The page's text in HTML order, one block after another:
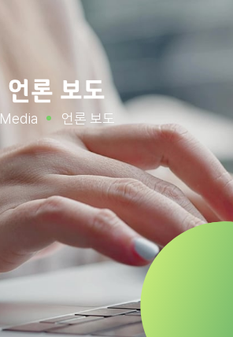
언론 보도
Media 언론 보도